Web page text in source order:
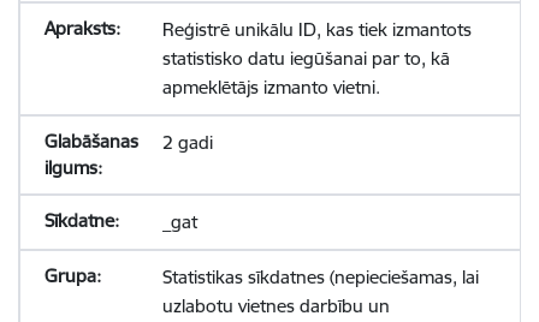
Reģistrē unikālu ID, kas tiek izmantots
statistisko datu iegūšanai par to, kā
apmeklētājs izmanto vietni.
2 gadi
_gat
Statistikas sīkdatnes (nepieciešamas, lai
uzlabotu vietnes darbību un